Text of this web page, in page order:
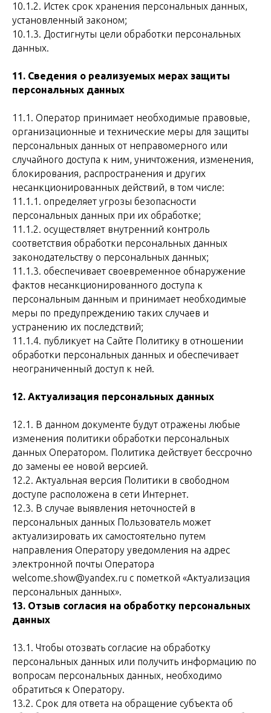
10.1.2. Истек срок хранения персональных данных,
установленный законом;
10.1.3. Достигнуты цели обработки персональных
данных.
11. Сведения о реализуемых мерах защиты
персональных данных
11.1. Оператор принимает необходимые правовые,
организационные и технические меры для защиты
персональных данных от неправомерного или
случайного доступа к ним, уничтожения, изменения,
блокирования, распространения и других
несанкционированных действий, в том числе:
11.1.1. определяет угрозы безопасности
персональных данных при их обработке;
11.1.2. осуществляет внутренний контроль
соответствия обработки персональных данных
законодательству о персональных данных;
11.1.3. обеспечивает своевременное обнаружение
фактов несанкционированного доступа к
персональным данным и принимает необходимые
меры по предупреждению таких случаев и
устранению их последствий;
11.1.4. публикует на Сайте Политику в отношении
обработки персональных данных и обеспечивает
неограниченный доступ к ней.
12. Актуализация персональных данных
12.1. В данном документе будут отражены любые
изменения политики обработки персональных
данных Оператором. Политика действует бессрочно
до замены ее новой версией.
12.2. Актуальная версия Политики в свободном
доступе расположена в сети Интернет.
12.3. В случае выявления неточностей в
персональных данных Пользователь может
актуализировать их самостоятельно путем
направления Оператору уведомления на адрес
электронной почты Оператора
welcome.show@yandex.ru с пометкой «Актуализация
персональных данных».
13. Отзыв согласия на обработку персональных
данных
13.1. Чтобы отозвать согласие на обработку
персональных данных или получить информацию по
вопросам персональных данных, необходимо
обратиться к Оператору.
13.2. Срок для ответа на обращение субъекта об